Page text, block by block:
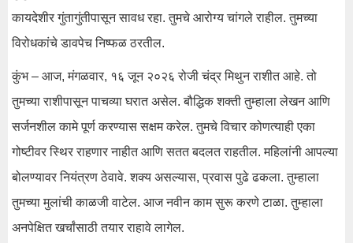
कायदेशीर गुंतागुंतीपासून सावध रहा. तुमचे आरोग्य चांगले राहील. तुमच्या
विरोधकांचे डावपेच निष्फळ ठरतील.
कुंभ – आज, मंगळवार, १६ जून २०२६ रोजी चंद्र मिथुन राशीत आहे. तो
तुमच्या राशीपासून पाचव्या घरात असेल. बौद्धिक शक्ती तुम्हाला लेखन आणि
सर्जनशील कामे पूर्ण करण्यास सक्षम करेल. तुमचे विचार कोणत्याही एका
गोष्टीवर स्थिर राहणार नाहीत आणि सतत बदलत राहतील. महिलांनी आपल्या
बोलण्यावर नियंत्रण ठेवावे. शक्य असल्यास, प्रवास पुढे ढकला. तुम्हाला
तुमच्या मुलांची काळजी वाटेल. आज नवीन काम सुरू करणे टाळा. तुम्हाला
अनपेक्षित खर्चांसाठी तयार राहावे लागेल.